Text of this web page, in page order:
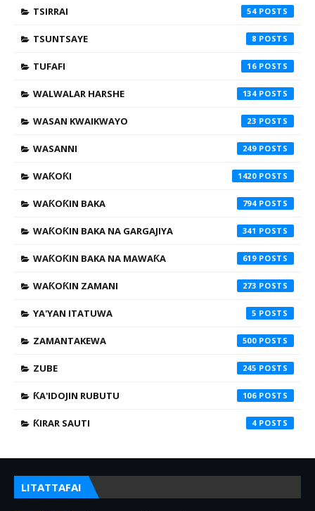
TSIRRAI 54
TSUNTSAYE 8
TUFAFI 16
WALWALAR HARSHE 134
WASAN KWAIKWAYO 23
WASANNI 249
WAƘOƘI 1420
WAƘOƘIN BAKA 794
WAƘOƘIN BAKA NA GARGAJIYA 341
WAƘOƘIN BAKA NA MAWAƘA 619
WAƘOƘIN ZAMANI 273
YA'YAN ITATUWA 5
ZAMANTAKEWA 500
ZUBE 245
ƘA'IDOJIN RUBUTU 106
ƘIRAR SAUTI 4
LITATTAFAI